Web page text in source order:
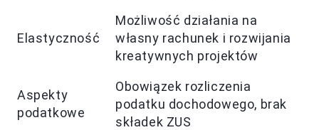
Elastyczność
Możliwość działania na
własny rachunek i rozwijania
kreatywnych projektów
Aspekty
podatkowe
Obowiązek rozliczenia
podatku dochodowego, brak
składek ZUS